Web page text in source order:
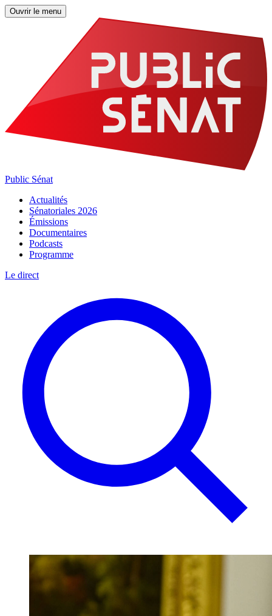
Ouvrir le menu
Public Sénat
Actualités
Sénatoriales 2026
Émissions
Documentaires
Podcasts
Programme
Le direct